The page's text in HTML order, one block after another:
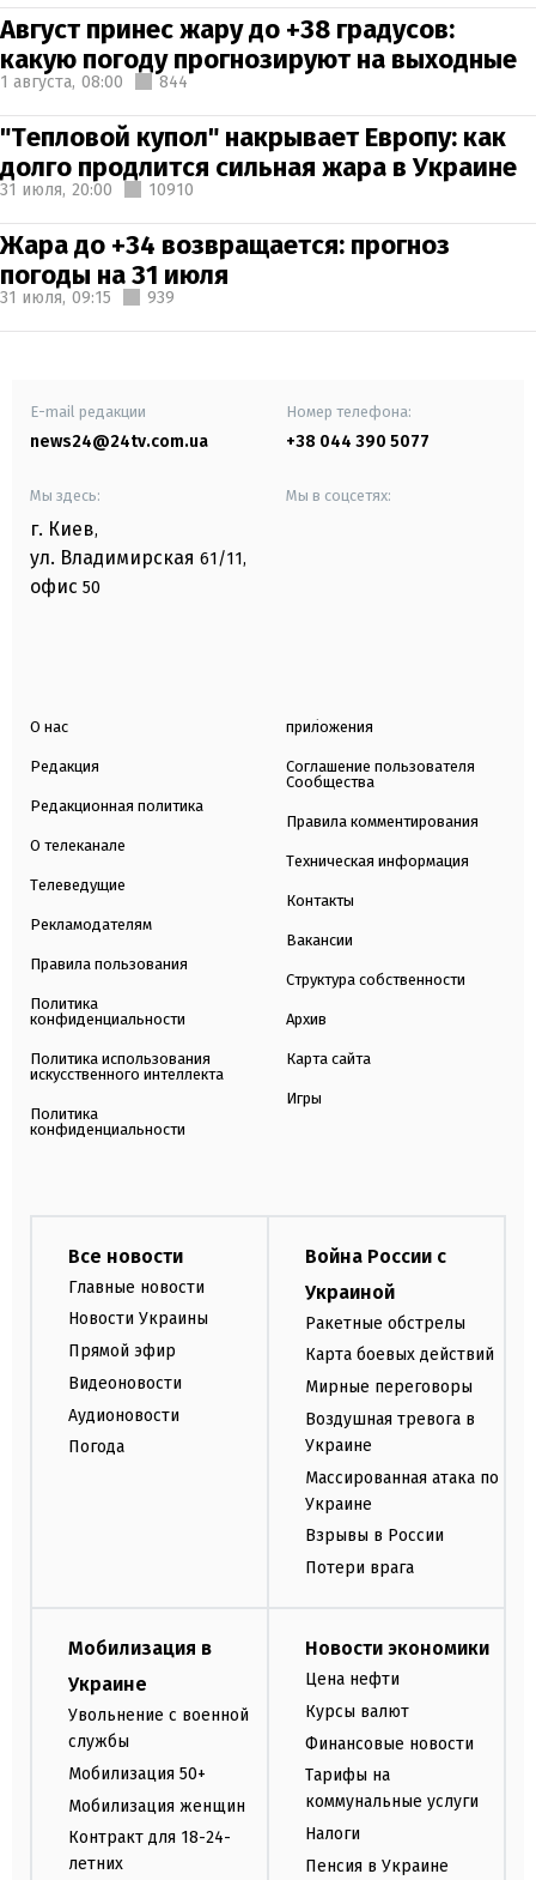
Август принес жару до +38 градусов:
какую погоду прогнозируют на выходные
1 августа, 08:00 844
"Тепловой купол" накрывает Европу: как
долго продлится сильная жара в Украине
31 июля, 20:00 10910
Жара до +34 возвращается: прогноз
погоды на 31 июля
31 июля, 09:15 939
E-mail редакции
news24@24tv.com.ua
Номер телефона:
+38 044 390 5077
Мы здесь:
г. Киев,
ул. Владимирская 61/11,
офис 50
Мы в соцсетях:
О нас
Редакция
Редакционная политика
О телеканале
Телеведущие
Рекламодателям
Правила пользования
Политика
конфиденциальности
Политика использования
искусственного интеллекта
Политика
конфиденциальности
приложения
Соглашение пользователя
Сообщества
Правила комментирования
Техническая информация
Контакты
Вакансии
Структура собственности
Архив
Карта сайта
Игры
Все новости
Главные новости
Новости Украины
Прямой эфир
Видеоновости
Аудионовости
Погода
Война России с
Украиной
Ракетные обстрелы
Карта боевых действий
Мирные переговоры
Воздушная тревога в
Украине
Массированная атака по
Украине
Взрывы в России
Потери врага
Мобилизация в
Украине
Увольнение с военной
службы
Мобилизация 50+
Мобилизация женщин
Контракт для 18-24-
летних
Новости экономики
Цена нефти
Курсы валют
Финансовые новости
Тарифы на
коммунальные услуги
Налоги
Пенсия в Украине